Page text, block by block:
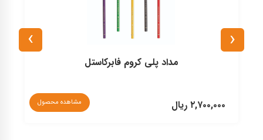
مداد پلی کروم فابرکاستل
۲,۷۰۰,۰۰۰ ریال مشاهده محصول
‹
›